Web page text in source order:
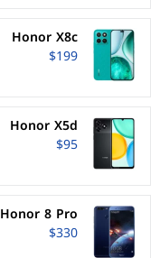
Honor X8c
$199
Honor X5d
$95
Honor 8 Pro
$330